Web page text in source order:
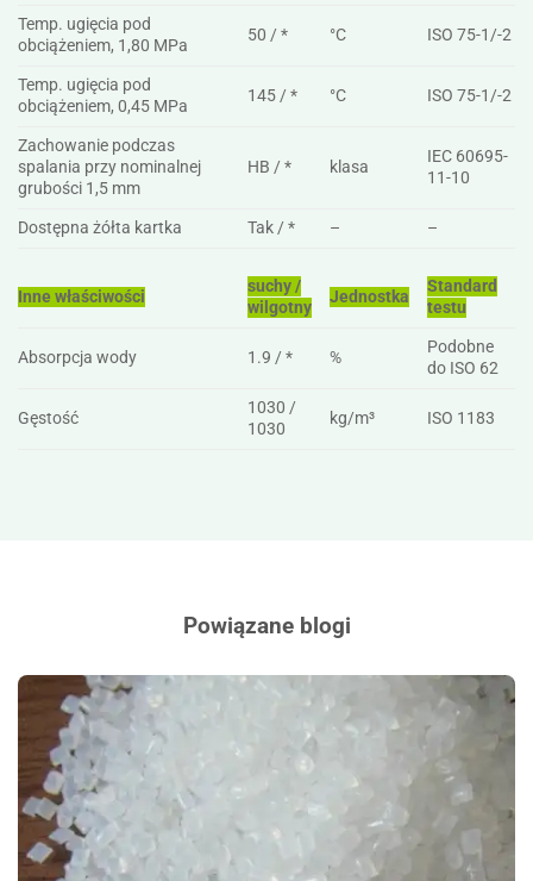
Temp. ugięcia pod
obciążeniem, 1,80 MPa
50 / * °C ISO 75-1/-2
Temp. ugięcia pod
obciążeniem, 0,45 MPa
145 / * °C ISO 75-1/-2
Zachowanie podczas
spalania przy nominalnej
grubości 1,5 mm
HB / * klasa
IEC 60695-
11-10
Dostępna żółta kartka Tak / * – –
Inne właściwości
suchy /
wilgotny
Jednostka
Standard
testu
Absorpcja wody 1.9 / * %
Podobne
do ISO 62
Gęstość
1030 /
1030
kg/m³ ISO 1183
Powiązane blogi